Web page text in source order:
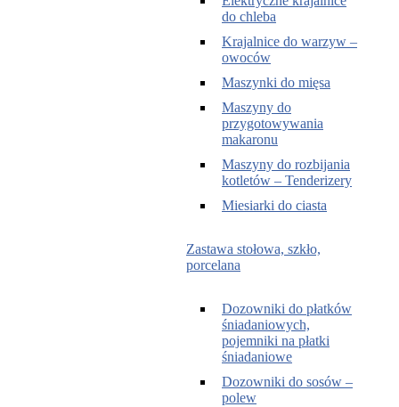
do chleba
Krajalnice do warzyw –
owoców
Maszynki do mięsa
Maszyny do
przygotowywania
makaronu
Maszyny do rozbijania
kotletów – Tenderizery
Miesiarki do ciasta
Zastawa stołowa, szkło,
porcelana
Dozowniki do płatków
śniadaniowych,
pojemniki na płatki
śniadaniowe
Dozowniki do sosów –
polew